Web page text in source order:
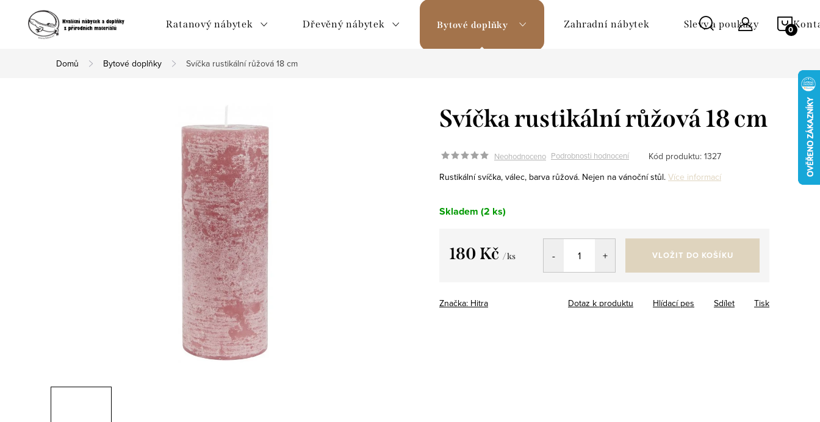
Ratanový nábytek Dřevěný nábytek Bytové doplňky Zahradní nábytek Slevy a poukazy
Domů Bytové doplňky Svíčka rustikální růžová 18 cm
Svíčka rustikální růžová 18 cm
Neohodnoceno Podrobnosti hodnocení Kód produktu: 1327
Rustikální svíčka, válec, barva růžová. Nejen na vánoční stůl. Více informací
Skladem (2 ks)
180 Kč / ks VLOŽIT DO KOŠÍKU
Značka: Hitra Tisk
Dotaz k produktu Hlídací pes Sdílet